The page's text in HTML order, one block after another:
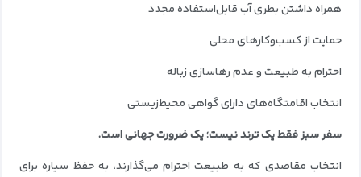
همراه داشتن بطری آب قابل‌استفاده مجدد
حمایت از کسب‌وکارهای محلی
احترام به طبیعت و عدم رهاسازی زباله
انتخاب اقامتگاه‌های دارای گواهی محیط‌زیستی
سفر سبز فقط یک ترند نیست؛ یک ضرورت جهانی است.
انتخاب مقاصدی که به طبیعت احترام می‌گذارند، به حفظ سیاره برای